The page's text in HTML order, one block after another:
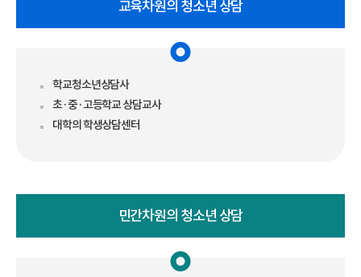
교육차원의 청소년 상담
학교청소년상담사
초·중·고등학교 상담교사
대학의 학생상담센터
민간차원의 청소년 상담